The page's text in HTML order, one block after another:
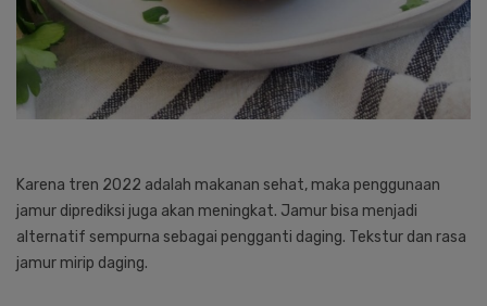
Karena tren 2022 adalah makanan sehat, maka penggunaan
jamur diprediksi juga akan meningkat. Jamur bisa menjadi
alternatif sempurna sebagai pengganti daging. Tekstur dan rasa
jamur mirip daging.